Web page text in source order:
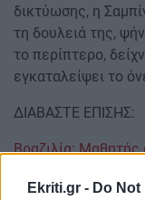
Ekriti.gr - Do
δικτύωσης, η
τη δουλειά της,
το περίπτερο,
εγκαταλείψει το
ΔΙΑΒΑΣΤΕ ΕΠΙΣΗΣ:
Βραζιλία: Μαθητής
νερό με ηλιακή